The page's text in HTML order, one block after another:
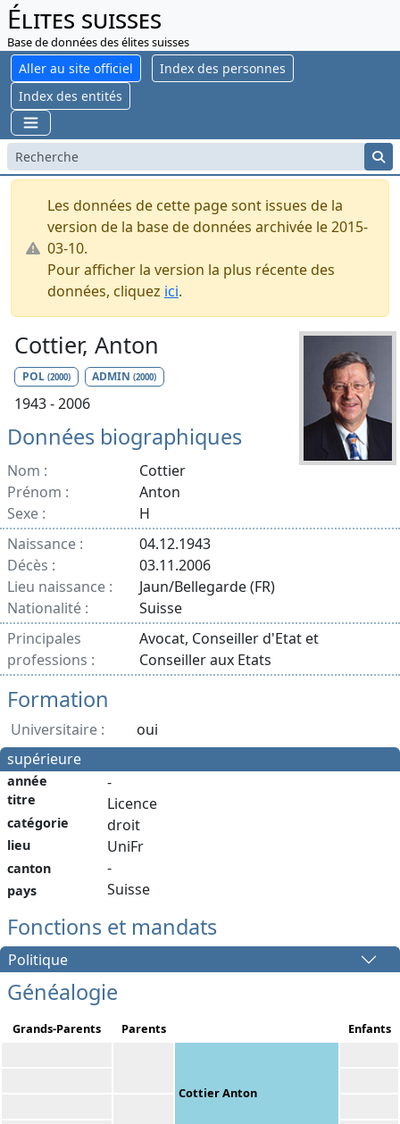
Élites suisses
Base de données des élites suisses
Aller au site officiel
Index des personnes
Index des entités
Les données de cette page sont issues de la
version de la base de données archivée le 2015-
03-10.
Pour afficher la version la plus récente des
données, cliquez ici.
Cottier, Anton
POL (2000) ADMIN(2000)
1943 - 2006
Données biographiques
Nom :
Cottier
Prénom :
Anton
Sexe :
H
Naissance :
04.12.1943
Décès :
03.11.2006
Lieu naissance :
Jaun/Bellegarde (FR)
Nationalité :
Suisse
Principales
professions :
Avocat, Conseiller d'Etat et
Conseiller aux Etats
Formation
Universitaire :
oui
supérieure
année
titre
catégorie
lieu
canton
pays
-
Licence
droit
UniFr
-
Suisse
Fonctions et mandats
Politique
Généalogie
Grands-Parents Parents Enfants
Cottier Anton